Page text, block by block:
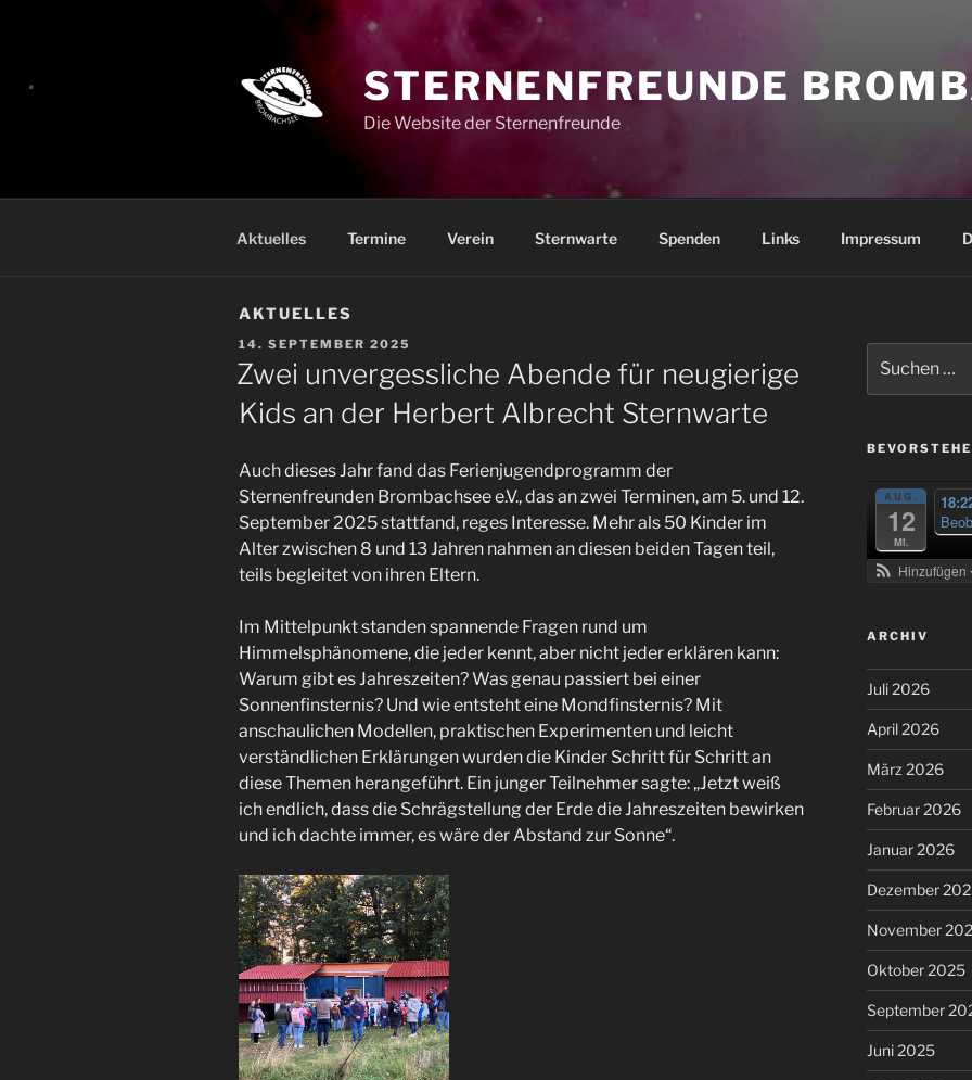
STERNENFREUNDE
Die Website der Sternenfreunde
Aktuelles Termine Verein Sternwarte Spenden Links Impressum
AKTUELLES
VERÖFFENTLICHT
AM
14. SEPTEMBER 2025
Zwei unvergessliche Abende für neugierige
Kids an der Herbert Albrecht Sternwarte
Auch dieses Jahr fand das Ferienjugendprogramm der
Sternenfreunden Brombachsee e.V., das an zwei Terminen, am 5. und 12.
September 2025 stattfand, reges Interesse. Mehr als 50 Kinder im
Alter zwischen 8 und 13 Jahren nahmen an diesen beiden Tagen teil,
teils begleitet von ihren Eltern.
Im Mittelpunkt standen spannende Fragen rund um
Himmelsphänomene, die jeder kennt, aber nicht jeder erklären kann:
Warum gibt es Jahreszeiten? Was genau passiert bei einer
Sonnenfinsternis? Und wie entsteht eine Mondfinsternis? Mit
anschaulichen Modellen, praktischen Experimenten und leicht
verständlichen Erklärungen wurden die Kinder Schritt für Schritt an
diese Themen herangeführt. Ein junger Teilnehmer sagte: „Jetzt weiß
ich endlich, dass die Schrägstellung der Erde die Jahreszeiten bewirken
und ich dachte immer, es wäre der Abstand zur Sonne“.
nach:
AUG.
12
Mi.
Hinzufügen
ARCHIV
Juli 2026
April 2026
März 2026
Februar 2026
Januar 2026
Dezember
November
Oktober 2025
September
Juni 2025